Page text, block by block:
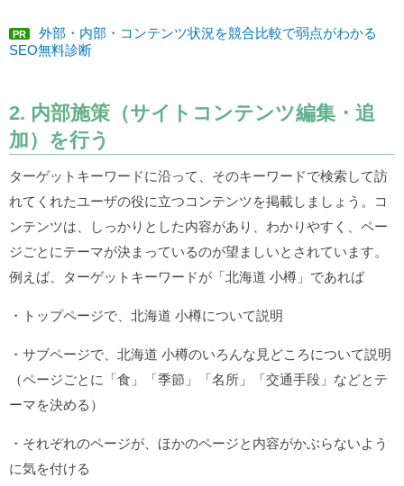
PR
外部・内部・コンテンツ状況を競合比較で弱点がわかる
SEO無料診断
2. 内部施策（サイトコンテンツ編集・追
加）を行う
ターゲットキーワードに沿って、そのキーワードで検索して訪
れてくれたユーザの役に立つコンテンツを掲載しましょう。コ
ンテンツは、しっかりとした内容があり、わかりやすく、ペー
ジごとにテーマが決まっているのが望ましいとされています。
例えば、ターゲットキーワードが「北海道 小樽」であれば
・トップページで、北海道 小樽について説明
・サブページで、北海道 小樽のいろんな見どころについて説明
（ページごとに「食」「季節」「名所」「交通手段」などとテ
ーマを決める）
・それぞれのページが、ほかのページと内容がかぶらないよう
に気を付ける